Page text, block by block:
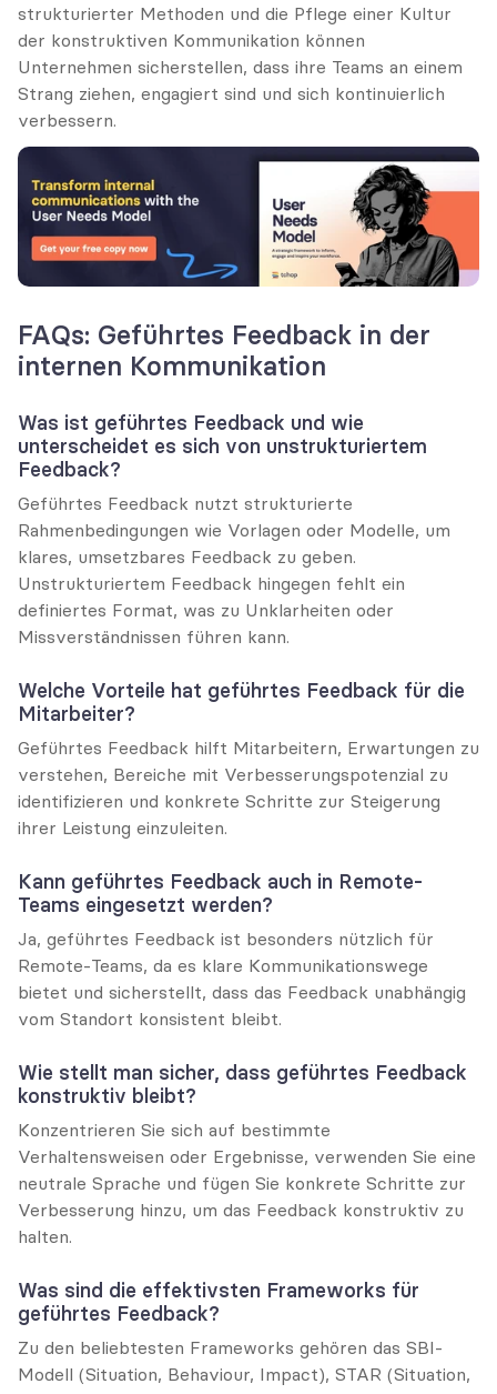
strukturierter Methoden und die Pflege einer Kultur
der konstruktiven Kommunikation können
Unternehmen sicherstellen, dass ihre Teams an einem
Strang ziehen, engagiert sind und sich kontinuierlich
verbessern.
FAQs: Geführtes Feedback in der
internen Kommunikation
Was ist geführtes Feedback und wie
unterscheidet es sich von unstrukturiertem
Feedback?
Geführtes Feedback nutzt strukturierte
Rahmenbedingungen wie Vorlagen oder Modelle, um
klares, umsetzbares Feedback zu geben.
Unstrukturiertem Feedback hingegen fehlt ein
definiertes Format, was zu Unklarheiten oder
Missverständnissen führen kann.
Welche Vorteile hat geführtes Feedback für die
Mitarbeiter?
Geführtes Feedback hilft Mitarbeitern, Erwartungen zu
verstehen, Bereiche mit Verbesserungspotenzial zu
identifizieren und konkrete Schritte zur Steigerung
ihrer Leistung einzuleiten.
Kann geführtes Feedback auch in Remote-
Teams eingesetzt werden?
Ja, geführtes Feedback ist besonders nützlich für
Remote-Teams, da es klare Kommunikationswege
bietet und sicherstellt, dass das Feedback unabhängig
vom Standort konsistent bleibt.
Wie stellt man sicher, dass geführtes Feedback
konstruktiv bleibt?
Konzentrieren Sie sich auf bestimmte
Verhaltensweisen oder Ergebnisse, verwenden Sie eine
neutrale Sprache und fügen Sie konkrete Schritte zur
Verbesserung hinzu, um das Feedback konstruktiv zu
halten.
Was sind die effektivsten Frameworks für
geführtes Feedback?
Zu den beliebtesten Frameworks gehören das SBI-
Modell (Situation, Behaviour, Impact), STAR (Situation,